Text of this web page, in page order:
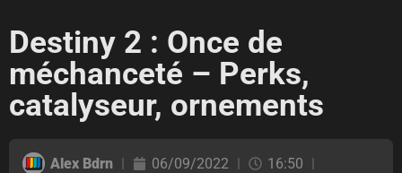
Destiny 2 : Once de
méchanceté – Perks,
catalyseur, ornements
Alex Bdrn 06/09/2022
16:50